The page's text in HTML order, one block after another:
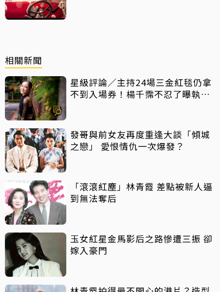
相關新聞
星級評論／主持24場三金紅毯仍拿
不到入場券！楊千霈不忍了曝執委
發哥與前女友再度重逢大談「傾城
之戀」 愛恨情仇一次爆發？
「滾滾紅塵」林青霞 差點被新人逼
到無法奪后
玉女紅星金馬影后之路慘遭三振 卻
嫁入豪門